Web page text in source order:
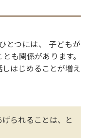
とつには、 子どもが
も関係があります。
しはじめることが増え
られることは、と